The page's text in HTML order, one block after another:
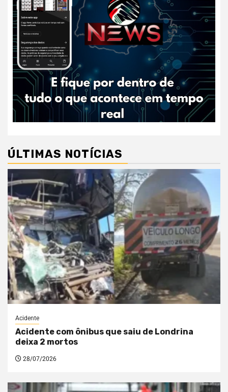
ÚLTIMAS NOTÍCIAS
Acidente
Acidente com ônibus que saiu de Londrina
deixa 2 mortos
28/07/2026